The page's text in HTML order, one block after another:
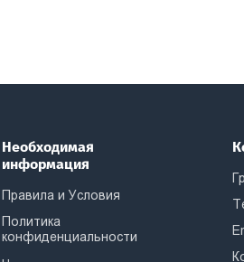
Необходимая
информация
Правила и Условия
Политика
конфиденциальности